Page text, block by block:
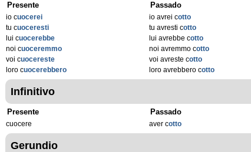
Presente
io cuocerei
tu cuoceresti
lui cuocerebbe
noi cuoceremmo
voi cuocereste
loro cuocerebbero
Passado
io avrei cotto
tu avresti cotto
lui avrebbe cotto
noi avremmo cotto
voi avreste cotto
loro avrebbero cotto
Infinitivo
Presente
cuocere
Passado
aver cotto
Gerundio